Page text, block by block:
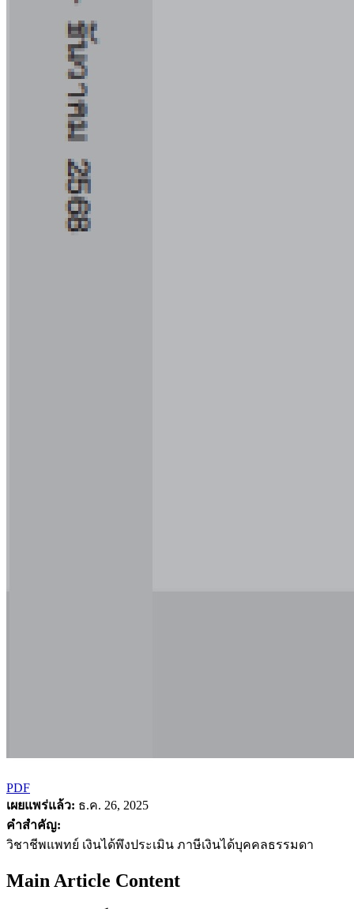
PDF
เผยแพร่แล้ว: ธ.ค. 26, 2025
คำสำคัญ:
วิชาชีพแพทย์ เงินได้พึงประเมิน ภาษีเงินได้บุคคลธรรมดา
Main Article Content